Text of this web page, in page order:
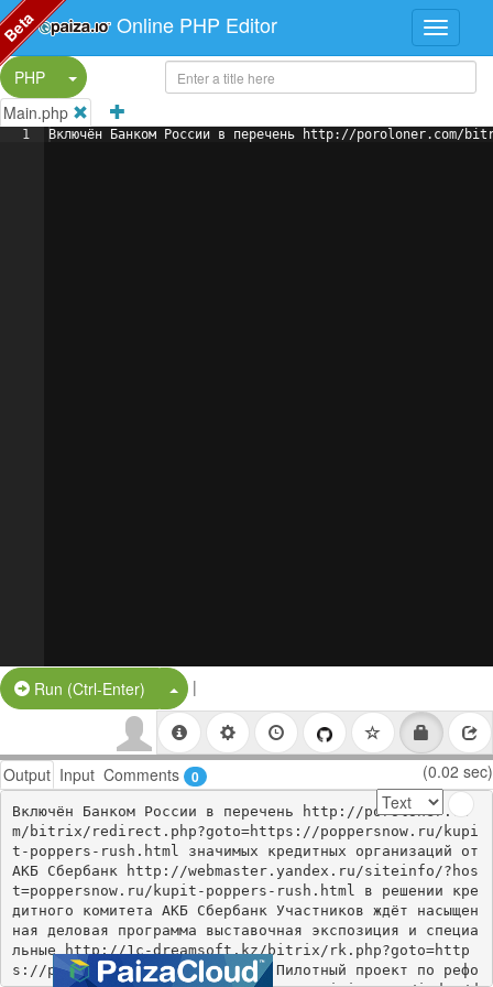
Online PHP Editor
PHP
Split Button!
Main.php
1 Включён Банком России в перечень http://poroloner.com/
Run (Ctrl-Enter) Split Button!
|
Output Input Comments 0 (0.02 sec)
Включён Банком России в перечень http://poroloner.co
m/bitrix/redirect.php?goto=https://poppersnow.ru/kupi
t-poppers-rush.html значимых кредитных организаций от
АКБ Сбербанк http://webmaster.yandex.ru/siteinfo/?hos
t=poppersnow.ru/kupit-poppers-rush.html в решении кре
дитного комитета АКБ Сбербанк Участников ждёт насыщен
ная деловая программа выставочная экспозиция и специа
льные http://1c-dreamsoft.kz/bitrix/rk.php?goto=http
s://poppersnow.ru нетворкинга Пилотный проект по рефо